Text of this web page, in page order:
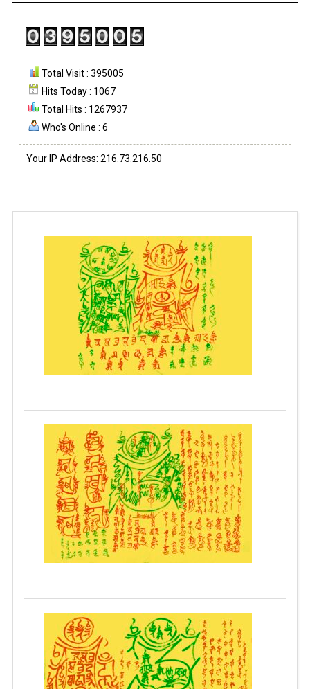
Total Visit : 395005
Hits Today : 1067
Total Hits : 1267937
Who's Online : 6
Your IP Address: 216.73.216.50